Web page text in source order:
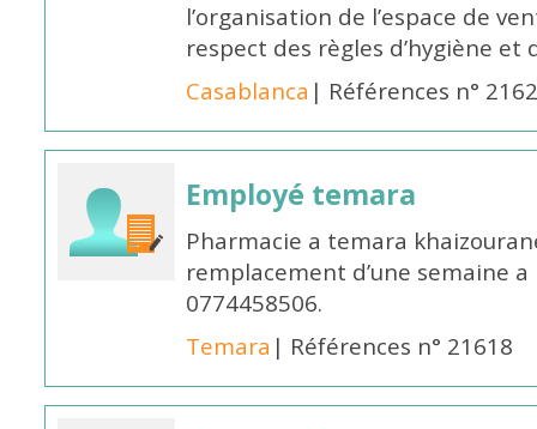
l’organisation de l’espace de
respect des règles d’hygiène et
Casablanca | Références n°
Employé temara
Pharmacie a temara
remplacement d’une semaine
0774458506.
Temara | Références n° 21618